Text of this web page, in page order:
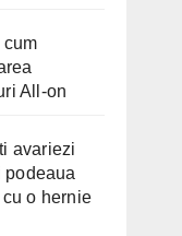
cum
All-on
avariezi
podeaua
o hernie